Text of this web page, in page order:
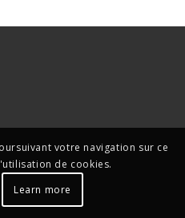
votre navigation sur ce
de cookies.
Learn more